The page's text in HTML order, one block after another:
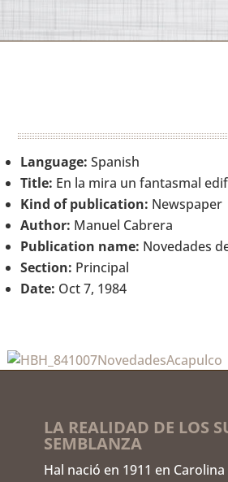
Language: Spanish
Title: En la mira un fantasmal
Kind of publication: Newspaper
Author: Manuel Cabrera
Publication name: Novedades
Section: Principal
Date: Oct 7, 1984
LA REALIDAD DE LOS
SEMBLANZA
Hal nació en 1911 en